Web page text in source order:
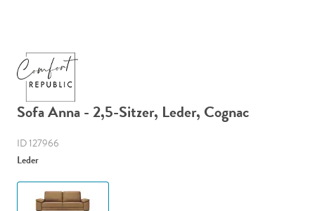
Sofa Anna - 2,5-Sitzer, Leder, Cognac
ID 127966
Leder